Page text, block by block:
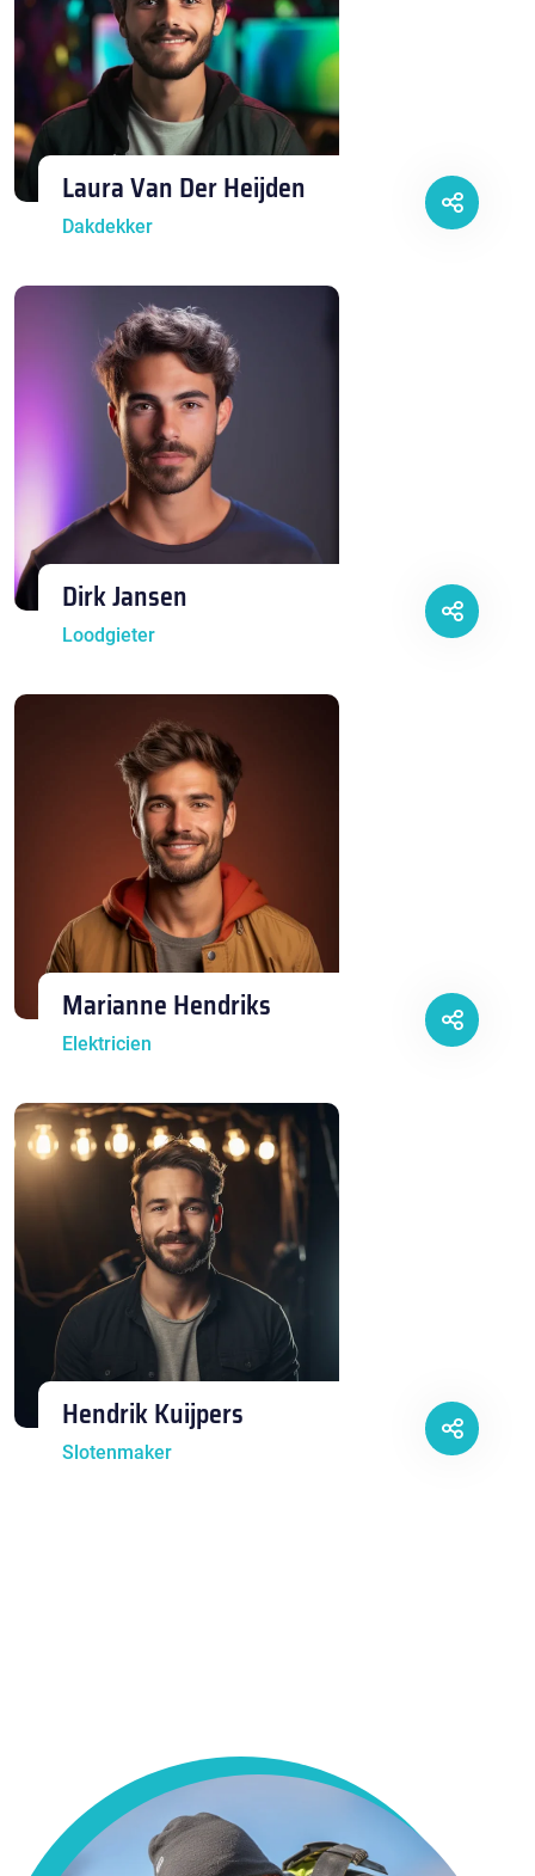
Laura Van Der Heijden
Dakdekker
Dirk Jansen
Loodgieter
Marianne Hendriks
Elektricien
Hendrik Kuijpers
Slotenmaker